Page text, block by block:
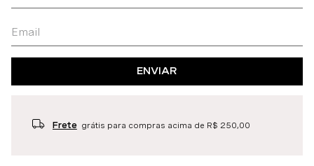
ENVIAR
Frete grátis para compras acima de R$ 250,00